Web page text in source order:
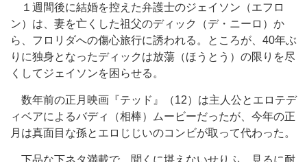
１週間後に結婚を控えた弁護士のジェイソン（エフロ
ン）は、妻を亡くした祖父のディック（デ・ニーロ）か
ら、フロリダへの傷心旅行に誘われる。ところが、40年ぶ
りに独身となったディックは放蕩（ほうとう）の限りを尽
くしてジェイソンを困らせる。
数年前の正月映画『テッド』（12）は主人公とエロテデ
ィベアによるバディ（相棒）ムービーだったが、今年の正
月は真面目な孫とエロじじいのコンビが取って代わった。
下品な下ネタ満載で、聞くに堪えないせりふ、見るに耐